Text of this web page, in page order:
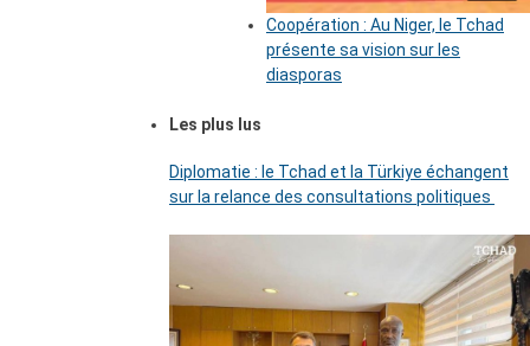
Coopération : Au Niger, le Tchad
présente sa vision sur les
diasporas
Les plus lus
Diplomatie : le Tchad et la Türkiye échangent
sur la relance des consultations politiques